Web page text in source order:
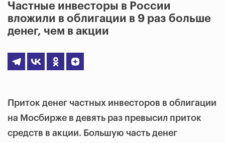
Частные инвесторы в России
вложили в облигации в 9 раз больше
денег, чем в акции
Приток денег частных инвесторов в облигации
на Мосбирже в девять раз превысил приток
средств в акции. Большую часть денег